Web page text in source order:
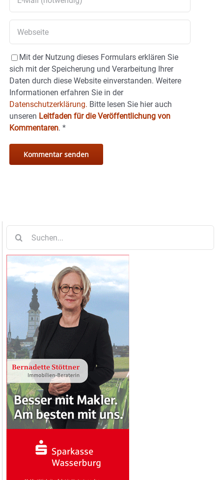
Mit der Nutzung dieses Formulars erklären Sie
sich mit der Speicherung und Verarbeitung Ihrer
Daten durch diese Website einverstanden. Weitere
Informationen erfahren Sie in der
Datenschutzerklärung. Bitte lesen Sie hier auch
unseren Leitfaden für die Veröffentlichung von
Kommentaren. *
nach: